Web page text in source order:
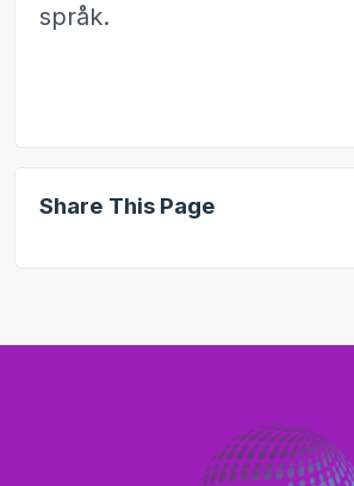
språk.
Share This Page